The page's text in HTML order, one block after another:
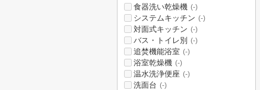
食器洗い乾燥機 (-)
システムキッチン (-)
対面式キッチン (-)
バス・トイレ別 (-)
追焚機能浴室 (-)
浴室乾燥機 (-)
温水洗浄便座 (-)
洗面台 (-)